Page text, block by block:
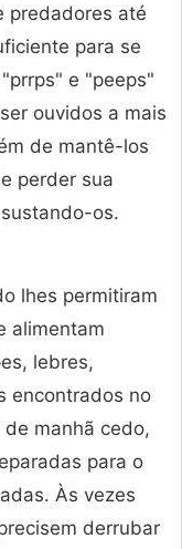
predadores até
para se
e "peeps"
ouvidos a mais
de mantê-los
perder sua
os.
lhes permitiram
alimentam
lebres,
encontrados no
manhã cedo,
para o
Às vezes
derrubar